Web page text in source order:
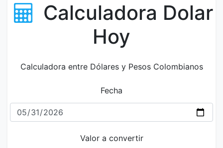
Calculadora Dolar
Hoy
Calculadora entre Dólares y Pesos Colombianos
Fecha
Valor a convertir